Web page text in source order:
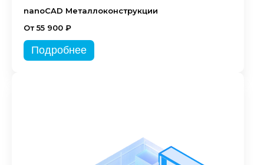
nanoCAD Металлоконструкции
От 55 900 ₽
Подробнее